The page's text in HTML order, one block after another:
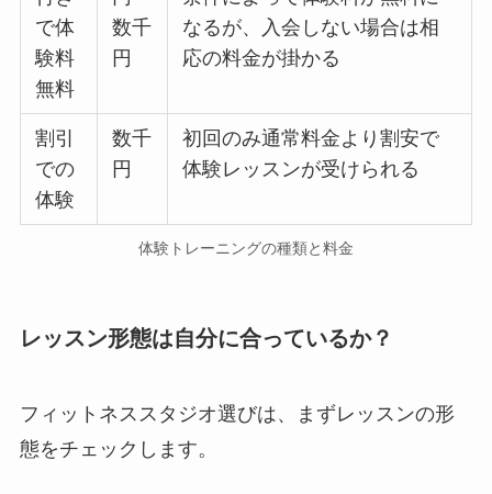
で体
験料
無料
数千
円
なるが、入会しない場合は相
応の料金が掛かる
割引
での
体験
数千
円
初回のみ通常料金より割安で
体験レッスンが受けられる
体験トレーニングの種類と料金
レッスン形態は自分に合っているか？
フィットネススタジオ選びは、まずレッスンの形
態をチェックします。